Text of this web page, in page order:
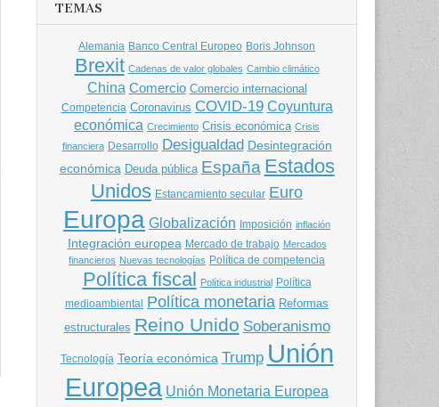
TEMAS
Alemania Banco Central Europeo Boris Johnson
Brexit Cadenas de valor globales Cambio climático
China Comercio Comercio internacional
Competencia Coronavirus COVID-19 Coyuntura
económica Crecimiento Crisis económica Crisis
financiera Desarrollo Desigualdad Desintegración
económica Deuda pública España Estados
Unidos Estancamiento secular Euro
Europa Globalización Imposición inflación
Integración europea Mercado de trabajo Mercados
financieros Nuevas tecnologías Política de competencia
Política fiscal Política industrial Política
medioambiental Política monetaria Reformas
estructurales Reino Unido Soberanismo
Tecnología Teoría económica Trump Unión
Europea Unión Monetaria Europea